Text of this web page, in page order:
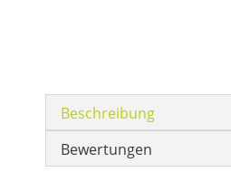
Beschreibung
Bewertungen